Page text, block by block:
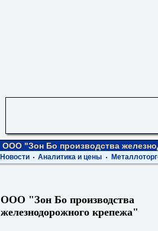
ООО "Зон Бо производства
Новости Аналитика и цены
ООО "Зон Бо производства
железнодорожного крепежа"